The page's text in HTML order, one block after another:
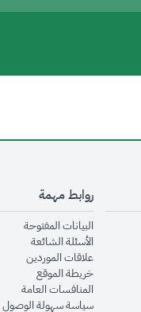
روابط مهمة
البيانات المفتوحة
الأسئلة الشائعة
علاقات الموردين
خريطة الموقع
المنافسات العامة
سياسة سهولة الوصول